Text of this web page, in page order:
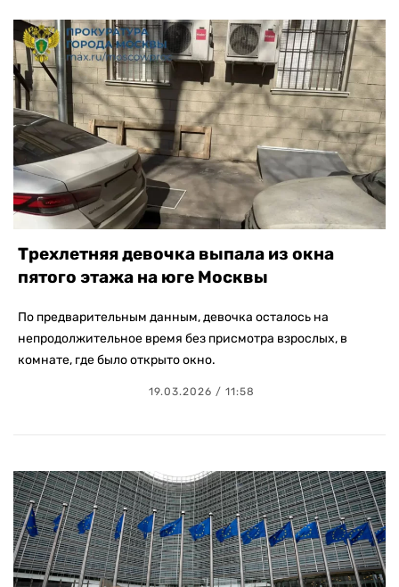
Трехлетняя девочка выпала из окна
пятого этажа на юге Москвы
По предварительным данным, девочка осталось на
непродолжительное время без присмотра взрослых, в
комнате, где было открыто окно.
19.03.2026 / 11:58